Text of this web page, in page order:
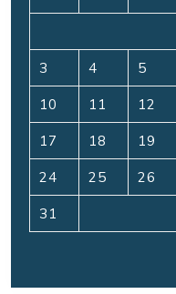
3 4 5
10 11 12
17 18 19
24 25 26
31